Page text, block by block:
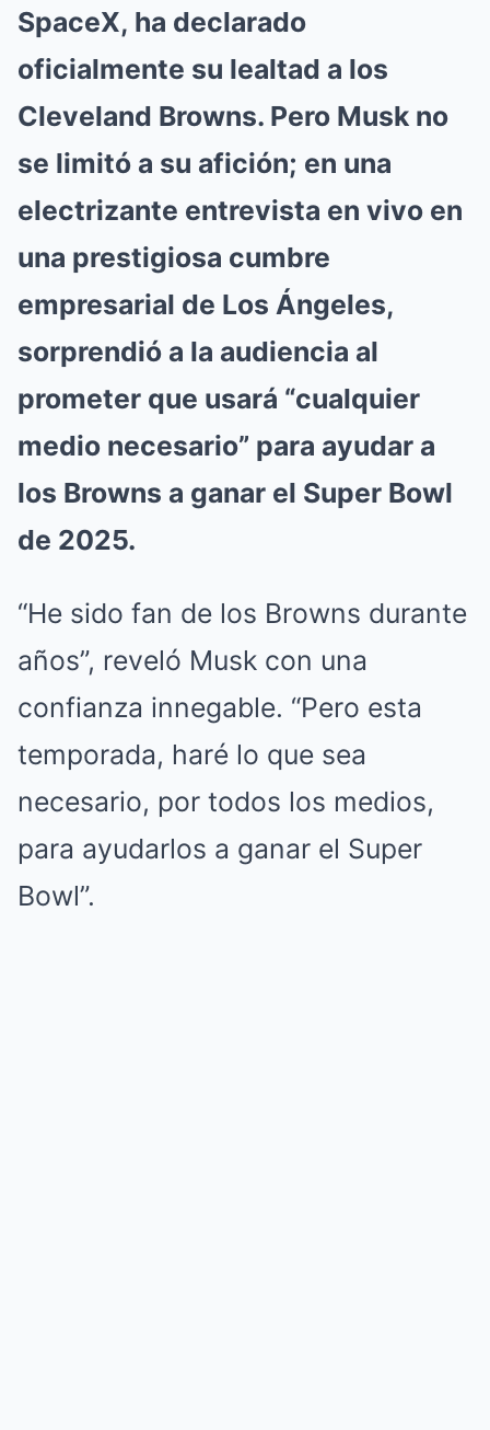
SpaceX, ha declarado
oficialmente su lealtad a los
Cleveland Browns. Pero Musk no
se limitó a su afición; en una
electrizante entrevista en vivo en
una prestigiosa cumbre
empresarial de Los Ángeles,
sorprendió a la audiencia al
prometer que usará “cualquier
medio necesario” para ayudar a
los Browns a ganar el Super Bowl
de 2025.
“He sido fan de los Browns durante
años”, reveló Musk con una
confianza innegable. “Pero esta
temporada, haré lo que sea
necesario, por todos los medios,
para ayudarlos a ganar el Super
Bowl”.